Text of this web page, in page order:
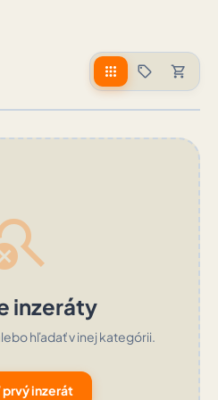
apps sell shopping_cart
inzeráty
hľadať v inej kategórii.
inzerát